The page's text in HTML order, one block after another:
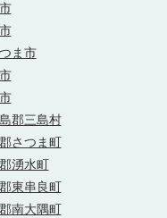
ま市
郡三島村
さつま町
湧水町
東串良町
南大隅町